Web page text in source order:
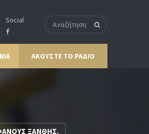
Social
ΑΚΟΥΣΤΕ ΤΟ ΡΑΔΙΟ
ΞΑΝΘΗΣ.